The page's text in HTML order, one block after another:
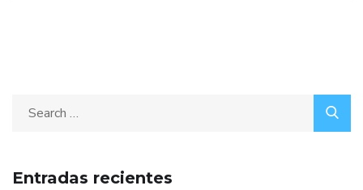
Entradas recientes